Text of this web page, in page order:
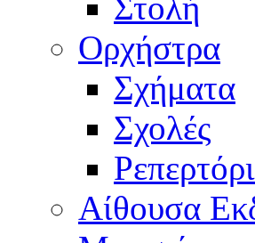
Ορχήστρα
Σχήματα
Σχολές
Aίθουσα